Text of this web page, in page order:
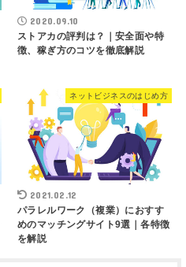
2020.09.10
ストアカの評判は？｜安全面や特
徴、稼ぎ方のコツを徹底解説
ネットビジネスのはじめ方
2021.02.12
パラレルワーク（複業）におすす
めのマッチングサイト9選｜各特徴
を解説